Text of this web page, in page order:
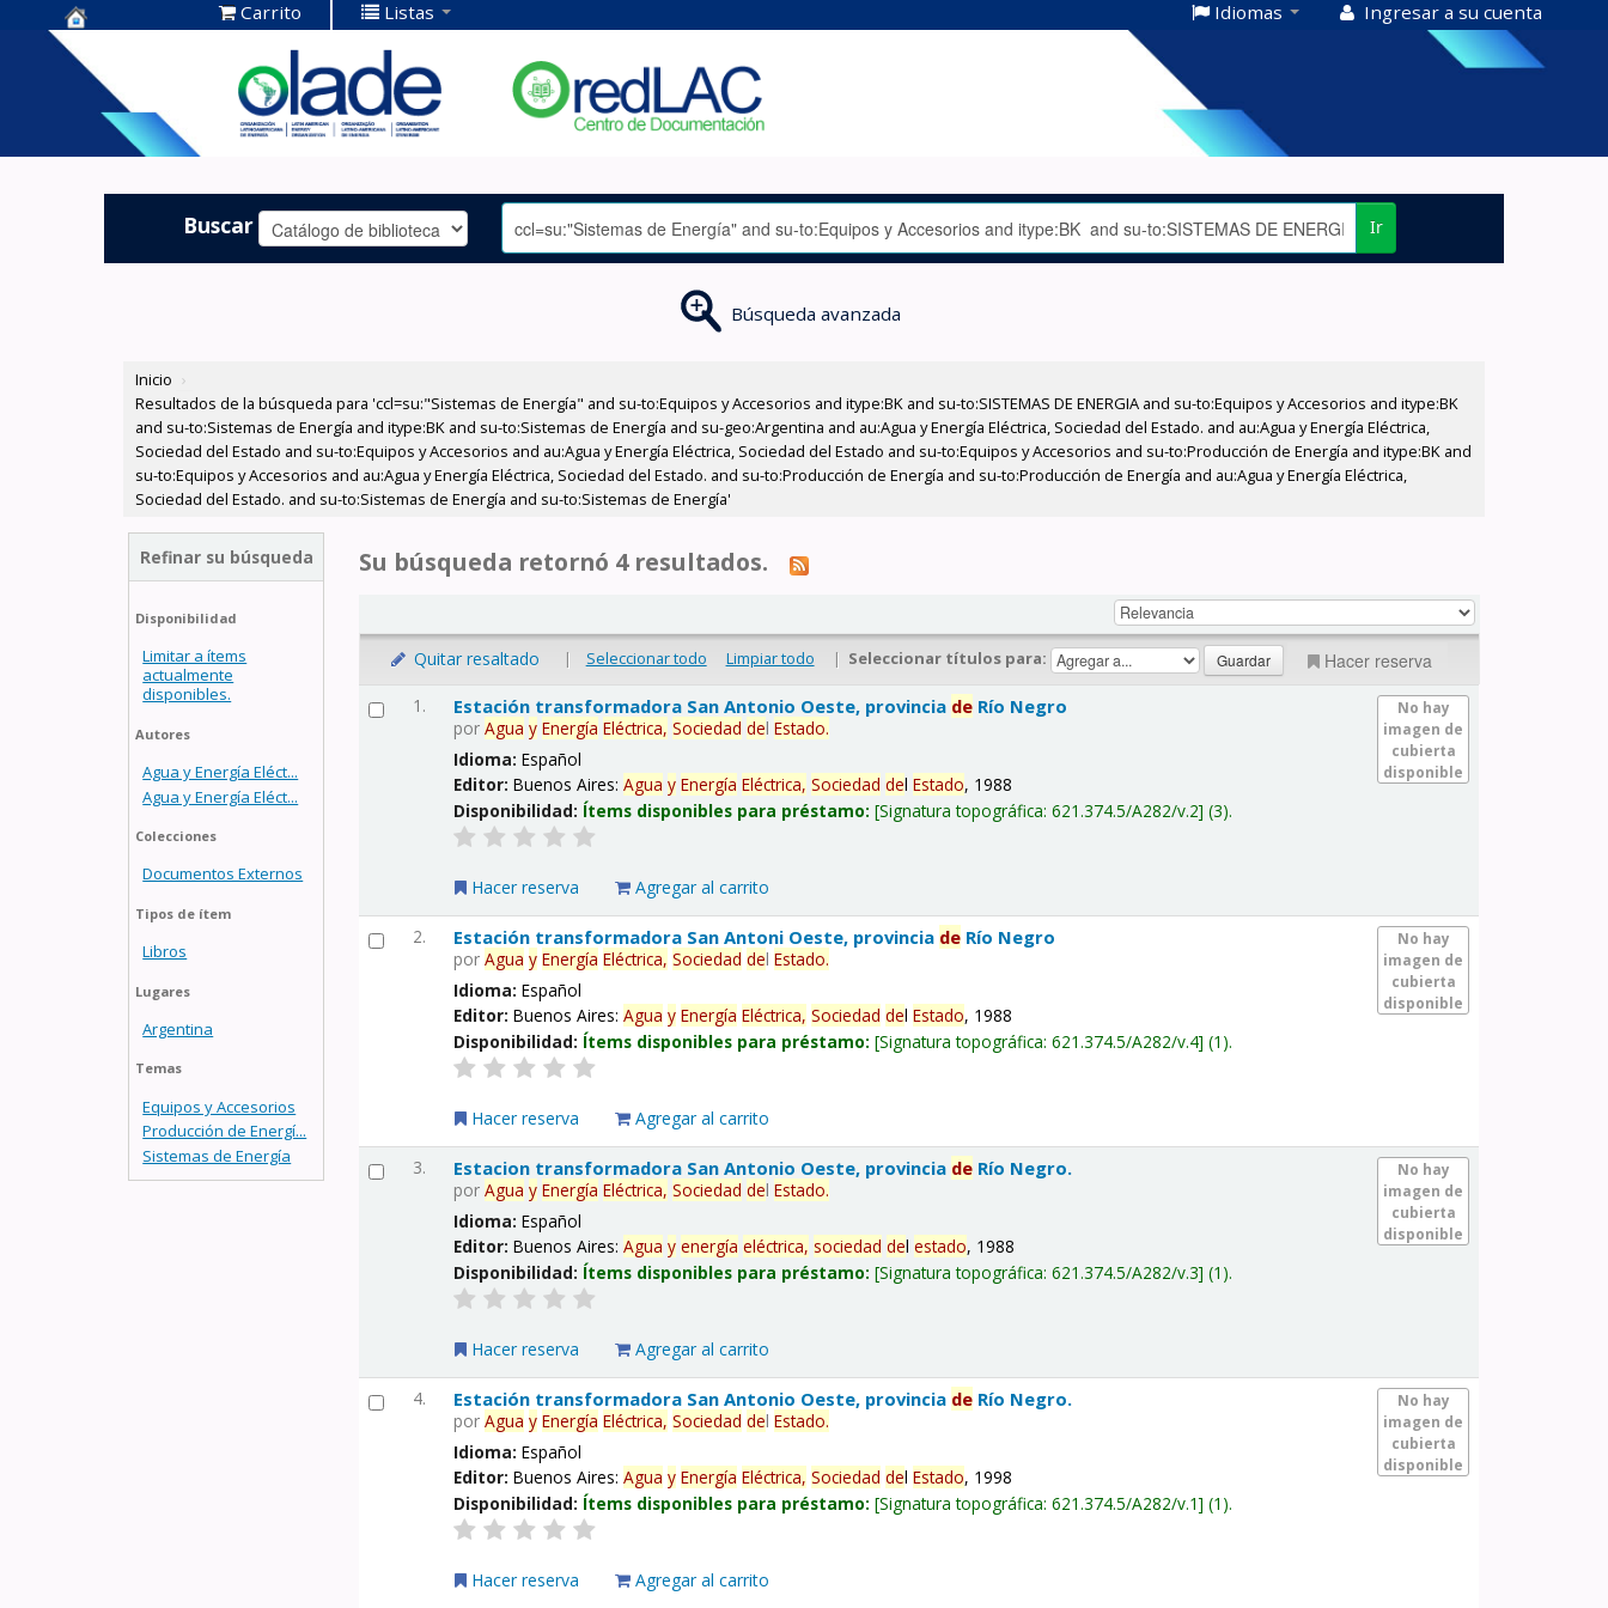
Centro de
Documentación
OLADE -
Carrito Listas Idiomas Ingresar a su cuenta
Buscar Ir
Búsqueda avanzada
Inicio ›
Resultados de la búsqueda para 'ccl=su:"Sistemas de Energía" and su-to:Equipos y Accesorios and itype:BK and su-to:SISTEMAS DE ENERGIA and su-to:Equipos y Accesorios and itype:BK
and su-to:Sistemas de Energía and itype:BK and su-to:Sistemas de Energía and su-geo:Argentina and au:Agua y Energía Eléctrica, Sociedad del Estado. and au:Agua y Energía Eléctrica,
Sociedad del Estado and su-to:Equipos y Accesorios and au:Agua y Energía Eléctrica, Sociedad del Estado and su-to:Equipos y Accesorios and su-to:Producción de Energía and itype:BK and
su-to:Equipos y Accesorios and au:Agua y Energía Eléctrica, Sociedad del Estado. and su-to:Producción de Energía and su-to:Producción de Energía and au:Agua y Energía Eléctrica,
Sociedad del Estado. and su-to:Sistemas de Energía and su-to:Sistemas de Energía'
Refinar su búsqueda
Disponibilidad
Limitar a ítems
actualmente
disponibles.
Autores
Agua y Energía Eléct...
Agua y Energía Eléct...
Colecciones
Documentos Externos
Tipos de ítem
Libros
Lugares
Argentina
Temas
Equipos y Accesorios
Producción de Energí...
Sistemas de Energía
Su búsqueda retornó 4 resultados.
Quitar resaltado | Seleccionar todo Limpiar todo | Seleccionar títulos para: Hacer reserva
1.
No hay
imagen de
cubierta
disponible
Estación transformadora San Antonio Oeste, provincia de Río Negro
porAgua y Energía Eléctrica, Sociedad delEstado.
Idioma:Español
Editor:Buenos Aires:Agua y Energía Eléctrica, Sociedad delEstado, 1988
Disponibilidad: Ítems disponibles para préstamo: Signatura topográfica:621.374.5/A282/v.2 (3).
Hacer reserva Agregar al carrito
2.
No hay
imagen de
cubierta
disponible
Estación transformadora San Antoni Oeste, provincia de Río Negro
porAgua y Energía Eléctrica, Sociedad delEstado.
Idioma:Español
Editor:Buenos Aires:Agua y Energía Eléctrica, Sociedad delEstado, 1988
Disponibilidad: Ítems disponibles para préstamo: Signatura topográfica:621.374.5/A282/v.4 (1).
Hacer reserva Agregar al carrito
3.
No hay
imagen de
cubierta
disponible
Estacion transformadora San Antonio Oeste, provincia de Río Negro.
porAgua y Energía Eléctrica, Sociedad delEstado.
Idioma:Español
Editor:Buenos Aires:Agua y energía eléctrica, sociedad delestado, 1988
Disponibilidad: Ítems disponibles para préstamo: Signatura topográfica:621.374.5/A282/v.3 (1).
Hacer reserva Agregar al carrito
4.
No hay
imagen de
cubierta
disponible
Estación transformadora San Antonio Oeste, provincia de Río Negro.
porAgua y Energía Eléctrica, Sociedad delEstado.
Idioma:Español
Editor:Buenos Aires:Agua y Energía Eléctrica, Sociedad delEstado, 1998
Disponibilidad: Ítems disponibles para préstamo: Signatura topográfica:621.374.5/A282/v.1 (1).
Hacer reserva Agregar al carrito